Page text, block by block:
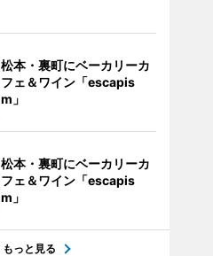
松本・裏町にベーカリーカ
フェ＆ワイン「escapis
m」
松本・裏町にベーカリーカ
フェ＆ワイン「escapis
m」
もっと見る